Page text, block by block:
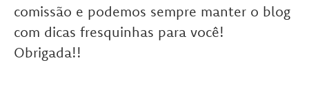
comissão e podemos sempre manter o blog
com dicas fresquinhas para você!
Obrigada!!